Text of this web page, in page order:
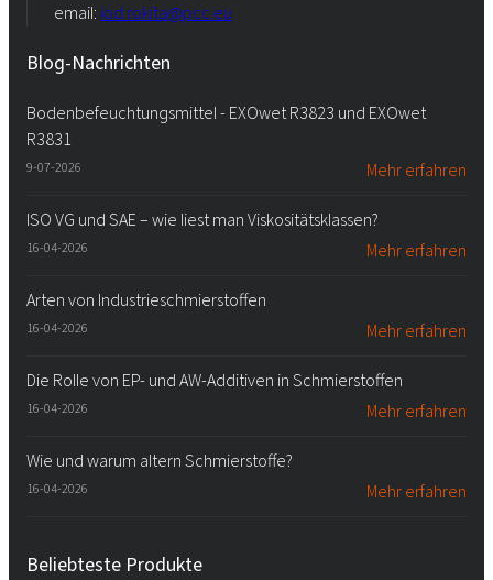
email: iod.rokita@pcc.eu
Blog-Nachrichten
Bodenbefeuchtungsmittel - EXOwet R3823 und EXOwet
R3831
9-07-2026 Mehr erfahren
ISO VG und SAE – wie liest man Viskositätsklassen?
16-04-2026 Mehr erfahren
Arten von Industrieschmierstoffen
16-04-2026 Mehr erfahren
Die Rolle von EP- und AW-Additiven in Schmierstoffen
16-04-2026 Mehr erfahren
Wie und warum altern Schmierstoffe?
16-04-2026 Mehr erfahren
Beliebteste Produkte